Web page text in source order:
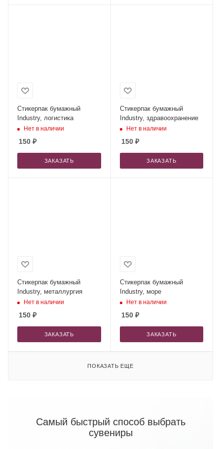
Стикерпак бумажный
Industry, логистика
Нет в наличии
150 ₽
ЗАКАЗАТЬ
Стикерпак бумажный
Industry, здравоохранение
Нет в наличии
150₽
ЗАКАЗАТЬ
Стикерпак бумажный
Industry, металлургия
Нет в наличии
150 ₽
ЗАКАЗАТЬ
Стикерпак бумажный
Industry, море
Нет в наличии
150₽
ЗАКАЗАТЬ
ПОКАЗАТЬ ЕЩЕ
Самый быстрый способ выбрать
сувениры